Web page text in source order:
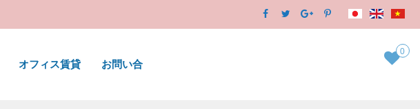
オフィス賃貸 お問い合
0